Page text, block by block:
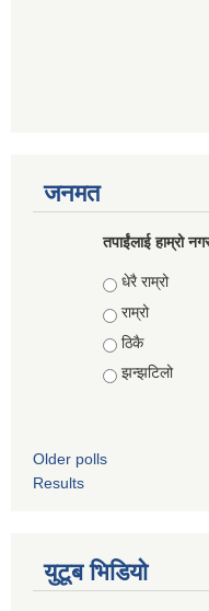
जनमत
तपाईंलाई हाम्रो
Choices
धेरै राम्रो
राम्रो
ठिकै
झन्झटिलो
Older polls
Results
युटूब भिडियो